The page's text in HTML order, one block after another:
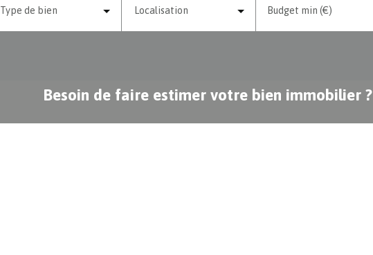
Type de bien Localisation Budget min (€)
Besoin de faire estimer votre bien immobilier ?